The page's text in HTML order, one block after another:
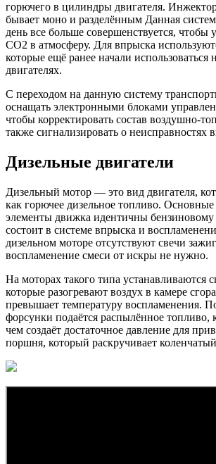
горючего в цилиндры двигателя.
бывает моно и разделённым Данная
день все больше совершенствуется,
СО2 в атмосферу. Для впрыска
которые ещё ранее начали использоваться
двигателях.
С переходом на данную систему
оснащать электронными блоками
чтобы корректировать состав воздушно-
также сигнализировать о неисправностях
Дизельные двигатели
Дизельный мотор — это вид двигателя,
как горючее дизельное топливо.
элементы движка идентичны бензиновому
состоит в системе впрыска и
дизельном моторе отсутствуют свечи
воспламенение смеси от искры не нужно.
На моторах такого типа устанавливаются
которые разогревают воздух в камере
превышает температуру воспламенения.
форсунки подаётся распылённое топливо,
чем создаёт достаточное давление для
поршня, который раскручивает